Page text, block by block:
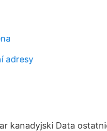
adresy
kanadyjski Data